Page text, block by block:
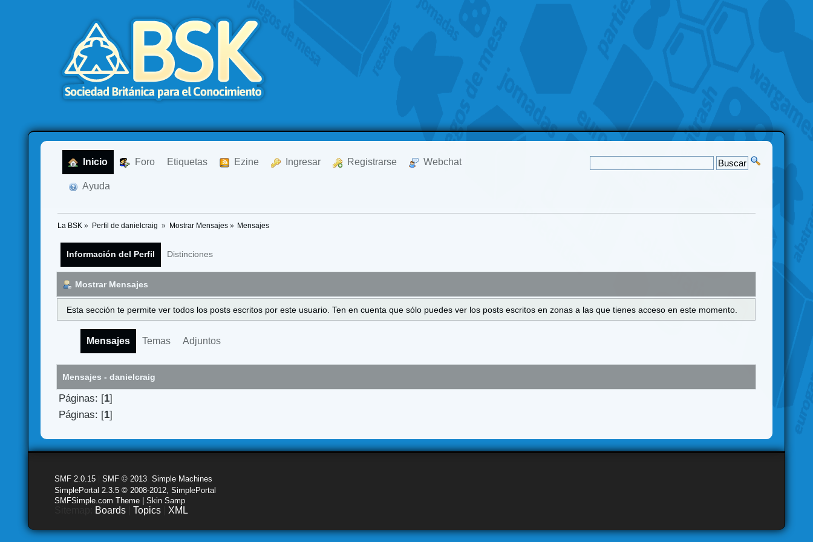
Inicio Foro Etiquetas Ezine Ingresar Registrarse Webchat
Ayuda
La BSK » Perfil de danielcraig » Mostrar Mensajes» Mensajes
Información del Perfil Distinciones
Mostrar Mensajes
Esta sección te permite ver todos los posts escritos por este usuario. Ten en cuenta que sólo puedes ver los posts escritos en zonas a las que tienes acceso en este momento.
Mensajes Temas Adjuntos
Mensajes - danielcraig
Páginas: [1]
Páginas: [1]
SMF 2.0.15 |SMF © 2013 ,Simple Machines
SimplePortal 2.3.5 © 2008-2012, SimplePortal
SMFSimple.com Theme | Skin Samp
Boards |Topics XML